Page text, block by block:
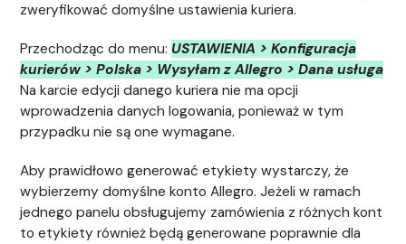
zweryfikować domyślne ustawienia kuriera.
Przechodząc do menu: USTAWIENIA > Konfiguracja
kurierów > Polska > Wysyłam z Allegro > Dana usługa
Na karcie edycji danego kuriera nie ma opcji
wprowadzenia danych logowania, ponieważ w tym
przypadku nie są one wymagane.
Aby prawidłowo generować etykiety wystarczy, że
wybierzemy domyślne konto Allegro. Jeżeli w ramach
jednego panelu obsługujemy zamówienia z różnych kont
to etykiety również będą generowane poprawnie dla